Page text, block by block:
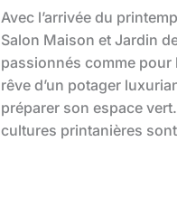
Avec l’arrivée du
Salon Maison et Jardin
passionnés comme pour
rêve d’un potager
préparer son espace
cultures printanières